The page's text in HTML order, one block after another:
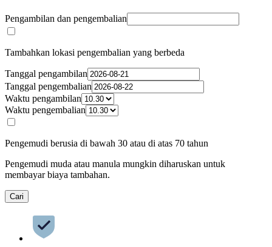
Pengambilan dan pengembalian
Tambahkan lokasi pengembalian yang berbeda
Tanggal pengambilan
Tanggal pengembalian
Waktu pengambilan
Waktu pengembalian
Pengemudi berusia di bawah 30 atau di atas 70 tahun
Pengemudi muda atau manula mungkin diharuskan untuk
membayar biaya tambahan.
Cari